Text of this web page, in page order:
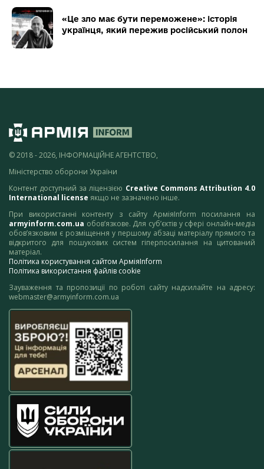
«Це зло має бути переможене»: історія
українця, який пережив російський полон
© 2018 - 2026, ІНФОРМАЦІЙНЕ АГЕНТСТВО,
Міністерство оборони України
Контент доступний за ліцензією Creative Commons Attribution 4.0
International license якщо не зазначено інше.
При використанні контенту з сайту АрміяInform посилання на
armyinform.com.ua обов’язкове. Для суб’єктів у сфері онлайн-медіа
обов’язковим є розміщення у першому абзаці матеріалу прямого та
відкритого для пошукових систем гіперпосилання на цитований
матеріал.
Політика користування сайтом АрміяInform
Політика використання файлів cookie
Зауваження та пропозиції по роботі сайту надсилайте на адресу:
webmaster@armyinform.com.ua